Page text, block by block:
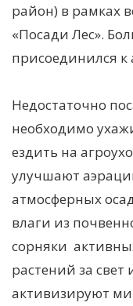
район) в рамках
«Посади Лес».
присоединился к
Недостаточно
необходимо
ездить на
улучшают
атмосферных
влаги из
сорняки
растений за
активизируют